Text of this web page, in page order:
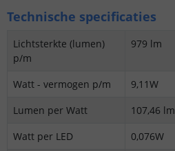
Technische specificaties
Lichtsterkte (lumen)
p/m
979 lm
Watt - vermogen p/m
9,11W
Lumen per Watt
107,46 lm
Watt per LED
0,076W